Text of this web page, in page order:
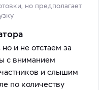
но предполагает
и не отстаем за
с вниманием
и слышим
по количеству